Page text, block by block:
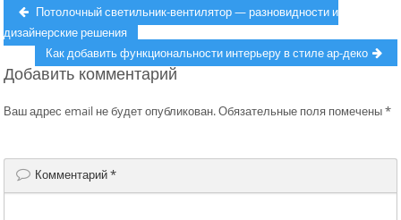
Навигация
по
записям
Previous
post:
Потолочный светильник-вентилятор — разновидности и
дизайнерские решения
Next
post:
Как добавить функциональности интерьеру в стиле ар-деко
Добавить комментарий
Ваш адрес email не будет опубликован.Обязательные поля помечены*
Комментарий*